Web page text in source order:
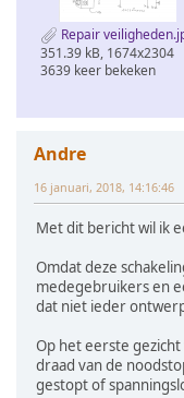
Repair
351.39 kB, 1674x2304
3639 keer bekeken
Andre
16 januari, 2018, 14:16:46
Met dit bericht wil ik
Omdat deze
medegebruikers en
dat niet ieder
Op het eerste
draad van de
gestopt of